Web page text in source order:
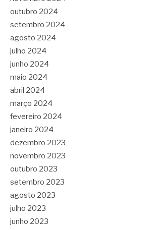
outubro 2024
setembro 2024
agosto 2024
julho 2024
junho 2024
maio 2024
abril 2024
março 2024
fevereiro 2024
janeiro 2024
dezembro 2023
novembro 2023
outubro 2023
setembro 2023
agosto 2023
julho 2023
junho 2023